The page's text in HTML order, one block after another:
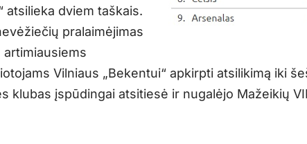
atsilieka dviem taškais.
pralaimėjimas
artimiausiems
Vilniaus „Bekentui“ apkirpti atsilikimą iki
klubas įspūdingai atsitiesė ir nugalėjo Mažeikių